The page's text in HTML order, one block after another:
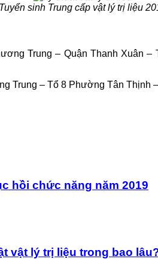
Tuyển sinh Trung cấp vật lý trị liệu
Trung – Quận Thanh Xuân
Trung – Tổ 8 Phường Tân Thịnh
hồi chức năng năm 2019
vật lý trị liệu trong bao